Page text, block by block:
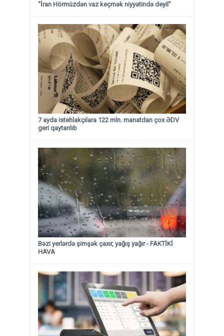
“İran Hörmüzdən vaz keçmək niyyətində deyil”
7 ayda istehlakçılara 122 mln. manatdan çox ƏDV
geri qaytarılıb
Bəzi yerlərdə şimşək çaxır, yağış yağır - FAKTİKİ
HAVA